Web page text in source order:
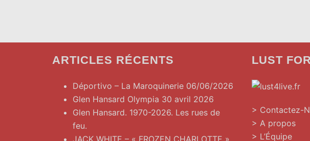
ARTICLES RÉCENTS
Déportivo – La Maroquinerie 06/06/2026
Glen Hansard Olympia 30 avril 2026
Glen Hansard. 1970-2026. Les rues de
feu.
JACK WHITE – « FROZEN CHARLOTTE »
LUST
> Contactez-
> A propos
> L’Équipe